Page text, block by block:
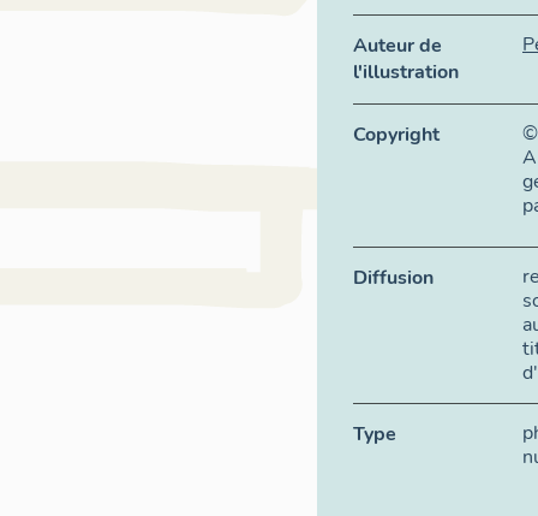
Auteur de
l'illustration
Copyright
©
Diffusion
Type